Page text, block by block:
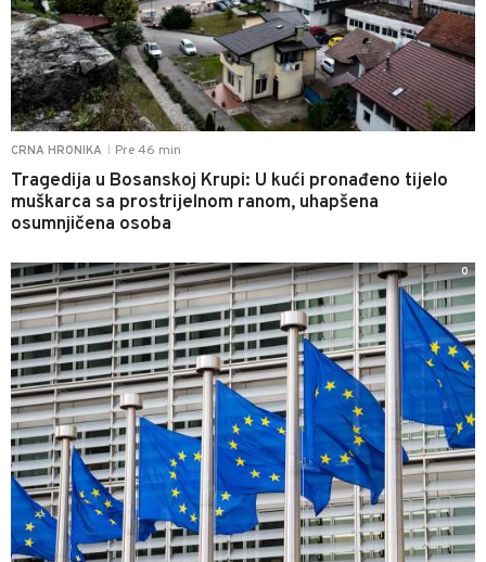
CRNA HRONIKA Pre 46 min
Tragedija u Bosanskoj Krupi: U kući pronađeno tijelo
muškarca sa prostrijelnom ranom, uhapšena
osumnjičena osoba
0